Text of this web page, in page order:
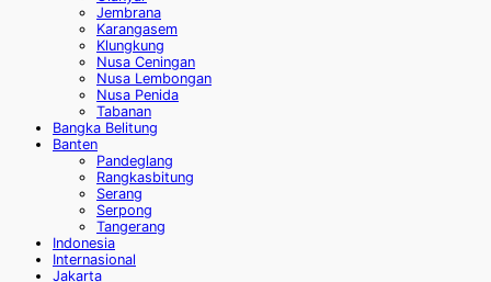
Jembrana
Karangasem
Klungkung
Nusa Ceningan
Nusa Lembongan
Nusa Penida
Tabanan
Bangka Belitung
Banten
Pandeglang
Rangkasbitung
Serang
Serpong
Tangerang
Indonesia
Internasional
Jakarta